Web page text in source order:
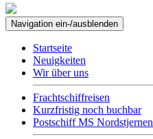
Navigation ein-/ausblenden
Startseite
Neuigkeiten
Wir über uns
Frachtschiffreisen
Kurzfristig noch buchbar
Postschiff MS Nordstjernen